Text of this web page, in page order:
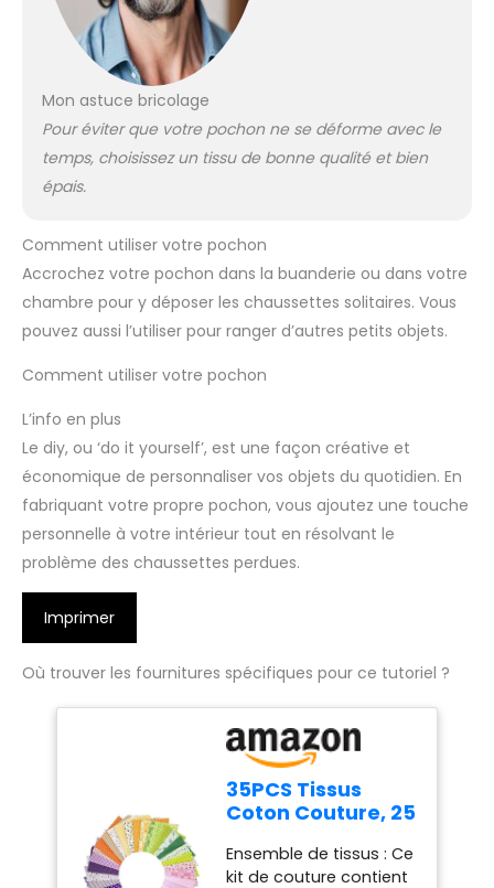
Mon astuce bricolage
Pour éviter que votre pochon ne se déforme avec le
temps, choisissez un tissu de bonne qualité et bien
épais.
Comment utiliser votre pochon
Accrochez votre pochon dans la buanderie ou dans votre
chambre pour y déposer les chaussettes solitaires. Vous
pouvez aussi l’utiliser pour ranger d’autres petits objets.
Comment utiliser votre pochon
L’info en plus
Le diy, ou ‘do it yourself’, est une façon créative et
économique de personnaliser vos objets du quotidien. En
fabriquant votre propre pochon, vous ajoutez une touche
personnelle à votre intérieur tout en résolvant le
problème des chaussettes perdues.
Imprimer
Où trouver les fournitures spécifiques pour ce tutoriel ?
35PCS Tissus
Coton Couture, 25
Patchwork
Imprimé Floral
Ensemble de tissus : Ce
kit de couture contient